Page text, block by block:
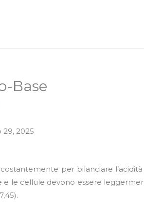
Base
2025
per bilanciare l’acidità
e le cellule devono essere